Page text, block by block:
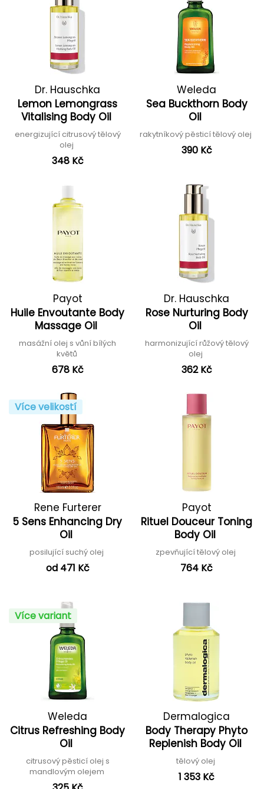
Dr. Hauschka
Lemon Lemongrass
Vitalising Body Oil
energizující citrusový tělový
olej
348 Kč
Weleda
Sea Buckthorn Body
Oil
rakytníkový pěsticí tělový olej
390 Kč
Payot
Huile Envoutante Body
Massage Oil
masážní olej s vůní bílých
květů
678 Kč
Dr. Hauschka
Rose Nurturing Body
Oil
harmonizující růžový tělový
olej
362 Kč
Více velikostí
Rene Furterer
5 Sens Enhancing Dry
Oil
posilující suchý olej
od 471 Kč
Payot
Rituel Douceur Toning
Body Oil
zpevňující tělový olej
764 Kč
Více variant
Weleda
Citrus Refreshing Body
Oil
citrusový pěsticí olej s
mandlovým olejem
Dermalogica
Body Therapy Phyto
Replenish Body Oil
tělový olej
1 353 Kč